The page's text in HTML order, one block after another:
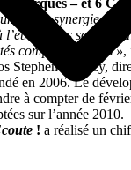
belle synergie
l’étroit dans son
complémentaires »,
Stephen Douëzy,
en 2006. Le
à compter de
sur l’année 2010.
! a réalisé un